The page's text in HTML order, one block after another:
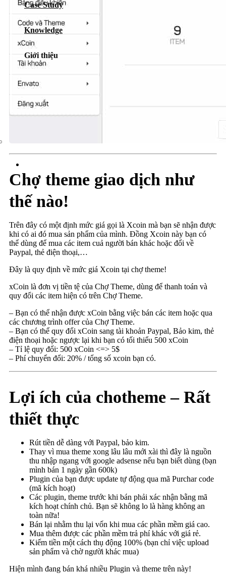
Dịch vụ chăm sóc website
Case Study
Knowledge
Giới thiệu
Liên hệ
Chợ theme giao dịch như
thế nào!
Trên đây có một định mức giá gọi là Xcoin mà bạn sẽ nhận được
khi có ai đó mua sản phẩm của mình. Đồng Xcoin này bạn có
thể dùng để mua các item cuả người bán khác hoặc đổi về
Paypal, thẻ điện thoại,…
Đây là quy định về mức giá Xcoin tại chợ theme!
xCoin là đơn vị tiền tệ của Chợ Theme, dùng để thanh toán và
quy đổi các item hiện có trên Chợ Theme.
– Bạn có thể nhận được xCoin bằng việc bán các item hoặc qua
các chương trình offer của Chợ Theme.
– Bạn có thể quy đổi xCoin sang tài khoản Paypal, Bảo kim, thẻ
điện thoại hoặc ngược lại khi bạn có tối thiểu 500 xCoin
– Tỉ lệ quy đổi: 500 xCoin <=> 5$
– Phí chuyển đổi: 20% / tổng số xcoin bạn có.
Lợi ích của chotheme – Rất
thiết thực
Rút tiền dễ dàng với Paypal, bảo kim.
Thay vì mua theme xong lâu lâu mới xài thì đây là nguồn
thu nhập ngang với google adsense nếu bạn biết dùng (bạn
mình bán 1 ngày gần 600k)
Plugin của bạn được update tự động qua mã Purchar code
(mã kích hoạt)
Các plugin, theme trước khi bán phải xác nhận bằng mã
kích hoạt chính chủ. Bạn sẽ không lo là hàng không an
toàn nữa!
Bán lại nhằm thu lại vốn khi mua các phần mềm giá cao.
Mua thêm được các phần mềm trả phí khác với giá rẻ.
Kiếm tiền một cách thụ động 100% (bạn chỉ việc upload
sản phẩm và chờ người khác mua)
Hiện mình đang bán khá nhiều Plugin và theme trên này!